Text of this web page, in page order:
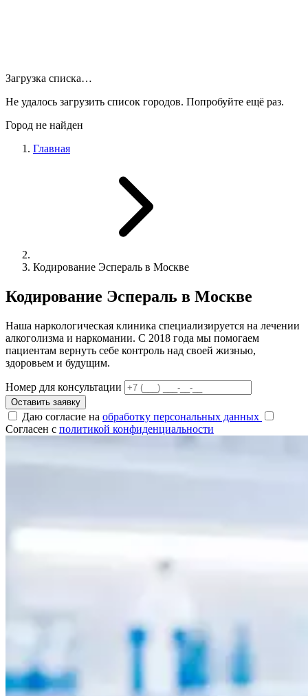
Загрузка списка…
Не удалось загрузить список городов. Попробуйте ещё раз.
Город не найден
Главная
Кодирование Эспераль в Москве
Кодирование Эспераль в Москве
Наша наркологическая клиника специализируется на лечении
алкоголизма и наркомании. С 2018 года мы помогаем
пациентам вернуть себе контроль над своей жизнью,
здоровьем и будущим.
Номер для консультации
Оставить заявку
Даю согласие на обработку персональных данных
Согласен с политикой конфиденциальности